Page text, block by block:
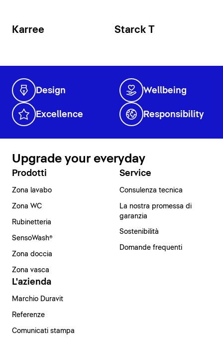
Karree Starck T
Design Wellbeing
Excellence Responsibility
Upgrade your everyday
Prodotti
Zona lavabo
Zona WC
Rubinetteria
SensoWash®
Zona doccia
Zona vasca
Service
Consulenza tecnica
La nostra promessa di
garanzia
Sostenibilità
Domande frequenti
L'azienda
Marchio Duravit
Referenze
Comunicati stampa